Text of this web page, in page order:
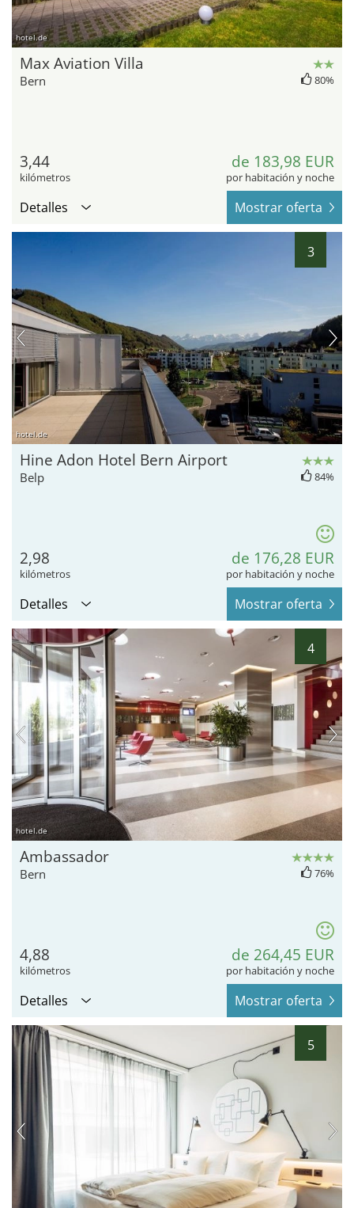
hotel.de
Max Aviation Villa
Bern 80%
3,44
kilómetros
de 183,98 EUR
por habitación y noche
Detalles Mostrar oferta
3
hotel.de
Hine Adon Hotel Bern Airport
Belp 84%
2,98
kilómetros
de 176,28 EUR
por habitación y noche
Detalles Mostrar oferta
4
hotel.de
Ambassador
Bern 76%
4,88
kilómetros
de 264,45 EUR
por habitación y noche
Detalles Mostrar oferta
5